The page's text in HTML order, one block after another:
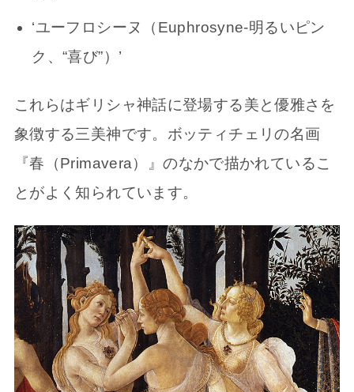
‘ユーフロシーヌ（Euphrosyne-明るいピン
ク、“喜び”）’
これらはギリシャ神話に登場する美と優雅さを
象徴する三美神です。ボッティチェリの名画
『春（Primavera）』のなかで描かれているこ
とがよく知られています。